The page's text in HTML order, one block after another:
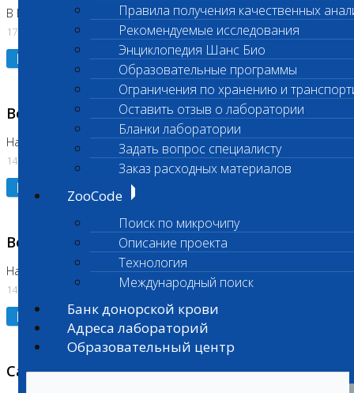
Правила получения качественных
Рекомендуемые исследования
Энциклопедия Шанс Био
Образовательные программы
Ограничения по хранению и
Оставить отзыв о лаборатории
Бланки лаборатории
Задать вопрос специалисту
Заказ расходных материалов
ZooCode
Поиск по микрочипу
Описание проекта
Технология
Международный поиск
Банк донорской крови
Адреса лабораторий
Образовательный центр
В Бутово
17.07.2026
Подробнее
Возобновлено выполнение исследования
На Нагорной (Код 961, 962)
14.07.2026
Подробнее
Возобновлено выполнение исследования
На Нагорной (Код 157)
14.07.2026
Подробнее
Санитарный день